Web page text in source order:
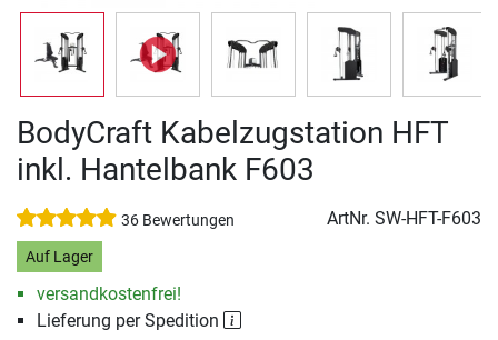
BodyCraft Kabelzugstation HFT
inkl. Hantelbank F603
36 Bewertungen ArtNr. SW-HFT-F603
Auf Lager
versandkostenfrei!
Lieferung per Spedition